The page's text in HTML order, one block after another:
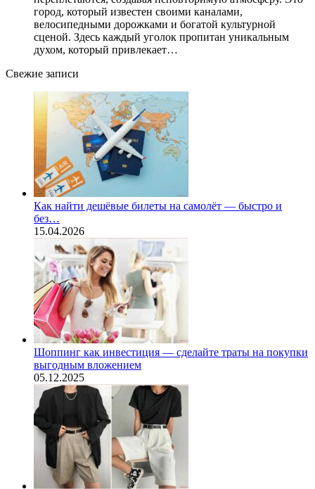
город, который известен своими каналами,
велосипедными дорожками и богатой культурной
сценой. Здесь каждый уголок пропитан уникальным
духом, который привлекает…
Свежие записи
Как найти дешёвые билеты на самолёт — быстро и
без…
15.04.2026
Шоппинг как инвестиция — сделайте траты на покупки
выгодным вложением
05.12.2025